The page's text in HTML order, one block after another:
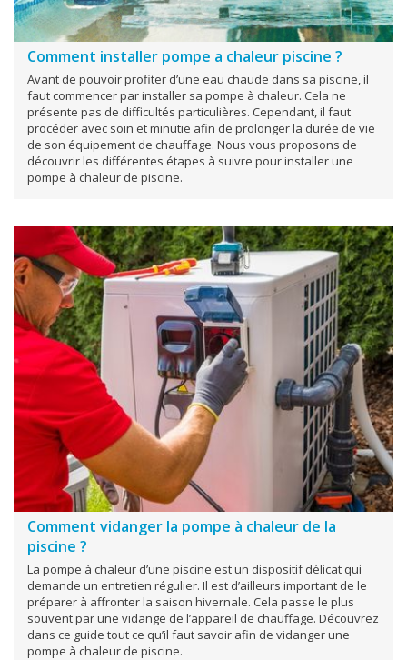
Comment installer pompe a chaleur piscine ?
Avant de pouvoir profiter d’une eau chaude dans sa piscine, il
faut commencer par installer sa pompe à chaleur. Cela ne
présente pas de difficultés particulières. Cependant, il faut
procéder avec soin et minutie afin de prolonger la durée de vie
de son équipement de chauffage. Nous vous proposons de
découvrir les différentes étapes à suivre pour installer une
pompe à chaleur de piscine.
Comment vidanger la pompe à chaleur de la
piscine ?
La pompe à chaleur d’une piscine est un dispositif délicat qui
demande un entretien régulier. Il est d’ailleurs important de le
préparer à affronter la saison hivernale. Cela passe le plus
souvent par une vidange de l’appareil de chauffage. Découvrez
dans ce guide tout ce qu’il faut savoir afin de vidanger une
pompe à chaleur de piscine.